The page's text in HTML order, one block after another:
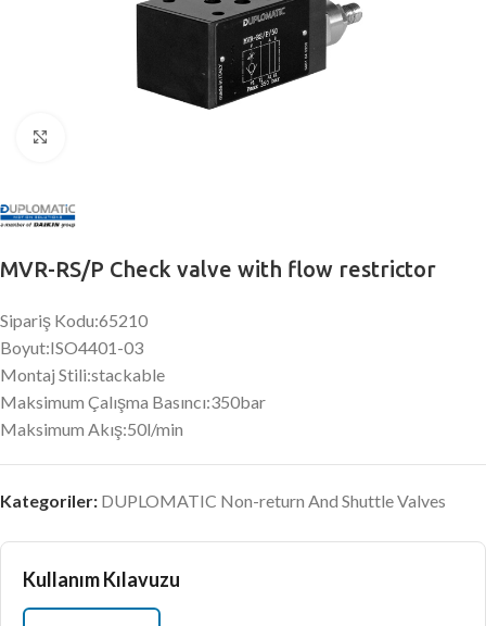
MVR-RS/P Check valve with flow restrictor
Sipariş Kodu:65210
Boyut:ISO4401-03
Montaj Stili:stackable
Maksimum Çalışma Basıncı:350bar
Maksimum Akış:50l/min
Kategoriler: DUPLOMATIC Non-return And Shuttle Valves
Kullanım Kılavuzu